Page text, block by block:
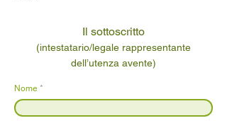
Il sottoscritto
(intestatario/legale rappresentante
dell’utenza avente)
Nome